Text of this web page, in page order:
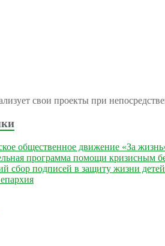
свои проекты при
общественное движение «За
программа помощи кризисным
сбор подписей в защиту жизни